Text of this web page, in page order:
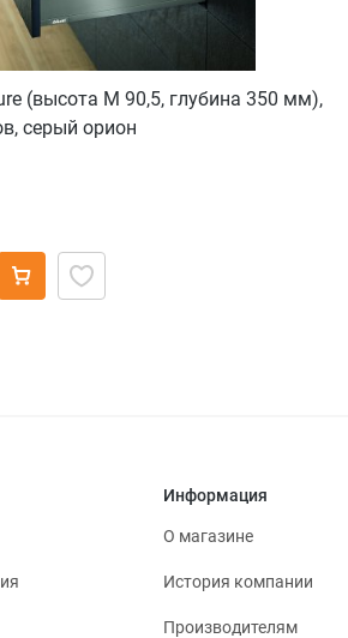
(высота M 90,5, глубина 350 мм),
серый орион
Информация
О магазине
История компании
Производителям